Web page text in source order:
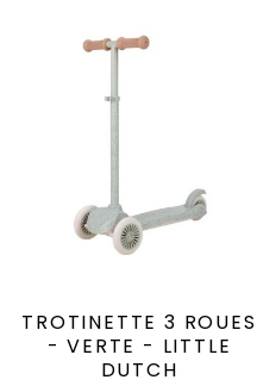
TROTINETTE 3 ROUES
- VERTE - LITTLE
DUTCH